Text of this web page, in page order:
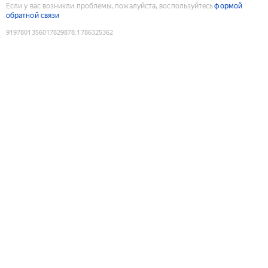
Если у вас возникли проблемы, пожалуйста, воспользуйтесьформой
обратной связи
9197801356017829878:1786325362